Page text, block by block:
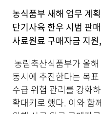
상
세
목
성
농식품부 새해 업무 계
단기사육 한우 시범 판
사료원료 구매자금 지
농림축산식품부가 올
동시에 추진한다는 목
수급 위험 관리를 강화
확대키로 했다. 이와 함